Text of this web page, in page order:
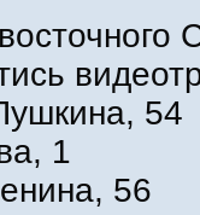
54
1
56